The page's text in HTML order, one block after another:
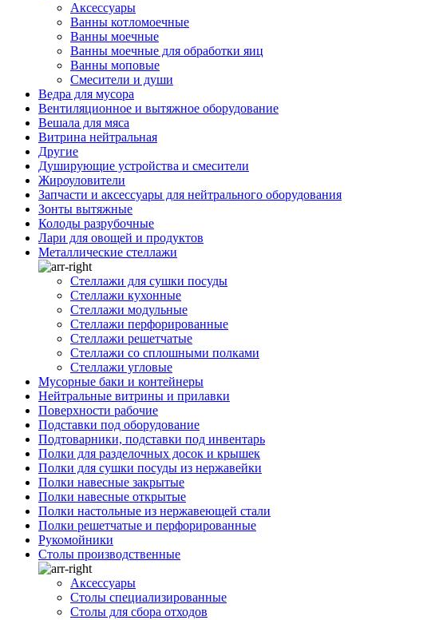
Аксессуары
Ванны котломоечные
Ванны моечные
Ванны моечные для обработки яиц
Ванны моповые
Смесители и души
Ведра для мусора
Вентиляционное и вытяжное оборудование
Вешала для мяса
Витрина нейтральная
Другие
Душирующие устройства и смесители
Жироуловители
Запчасти и аксессуары для нейтрального оборудования
Зонты вытяжные
Колоды разрубочные
Лари для овощей и продуктов
Металлические стеллажи
Стеллажи для сушки посуды
Стеллажи кухонные
Стеллажи модульные
Стеллажи перфорированные
Стеллажи решетчатые
Стеллажи со сплошными полками
Стеллажи угловые
Мусорные баки и контейнеры
Нейтральные витрины и прилавки
Поверхности рабочие
Подставки под оборудование
Подтоварники, подставки под инвентарь
Полки для разделочных досок и крышек
Полки для сушки посуды из нержавейки
Полки навесные закрытые
Полки навесные открытые
Полки настольные из нержавеющей стали
Полки решетчатые и перфорированные
Рукомойники
Столы производственные
Аксессуары
Столы специализированные
Столы для сбора отходов